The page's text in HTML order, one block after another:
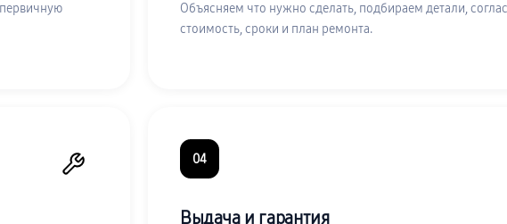
Объясняем что нужно сделать, подбираем детали,
стоимость, сроки и план ремонта.
04
Выдача и гарантия